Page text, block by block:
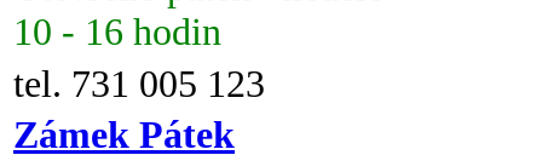
10 - 16 hodin
tel. 731 005 123
Zámek Pátek